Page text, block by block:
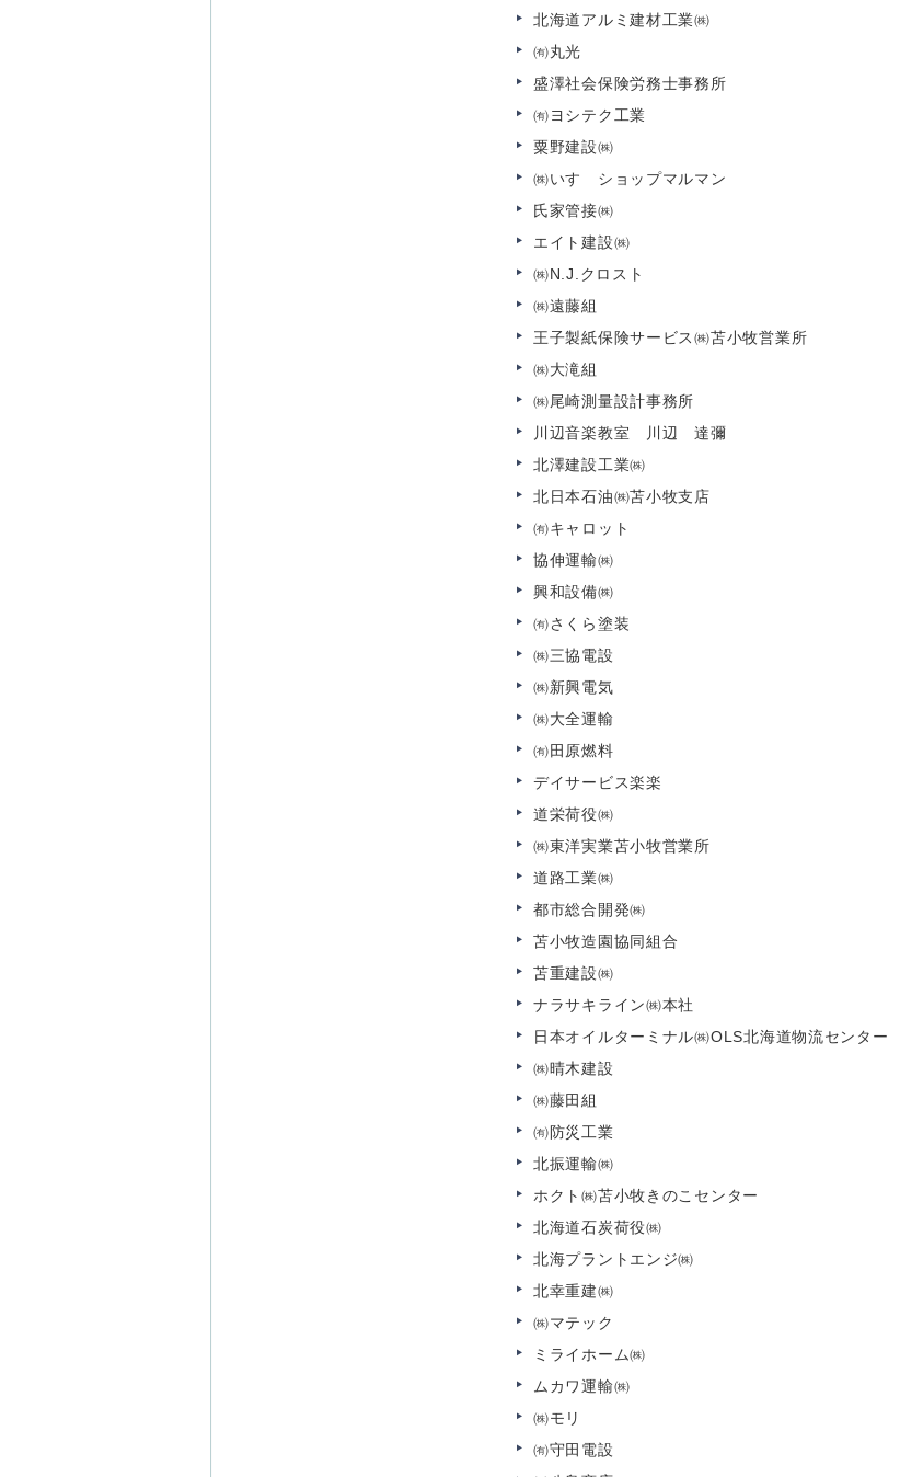
北海道アルミ建材工業㈱
㈲丸光
盛澤社会保険労務士事務所
㈲ヨシテク工業
粟野建設㈱
㈱いすゞショップマルマン
氏家管接㈱
エイト建設㈱
㈱N.J.クロスト
㈱遠藤組
王子製紙保険サービス㈱苫小牧営業所
㈱大滝組
㈱尾崎測量設計事務所
川辺音楽教室 川辺 達彌
北澤建設工業㈱
北日本石油㈱苫小牧支店
㈲キャロット
協伸運輸㈱
興和設備㈱
㈲さくら塗装
㈱三協電設
㈱新興電気
㈱大全運輸
㈲田原燃料
デイサービス楽楽
道栄荷役㈱
㈱東洋実業苫小牧営業所
道路工業㈱
都市総合開発㈱
苫小牧造園協同組合
苫重建設㈱
ナラサキライン㈱本社
日本オイルターミナル㈱OLS北海道物流センター
㈱晴木建設
㈱藤田組
㈲防災工業
北振運輸㈱
ホクト㈱苫小牧きのこセンター
北海道石炭荷役㈱
北海プラントエンジ㈱
北幸重建㈱
㈱マテック
ミライホーム㈱
ムカワ運輸㈱
㈱モリ
㈲守田電設